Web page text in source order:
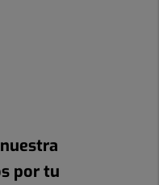
nuestra
por tu